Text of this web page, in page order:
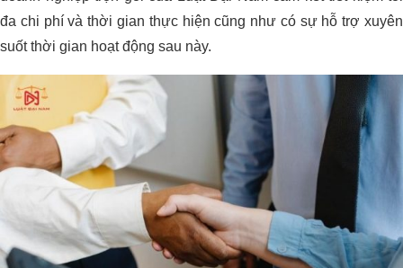
đa chi phí và thời gian thực hiện cũng như có sự hỗ trợ xuyên
suốt thời gian hoạt động sau này.